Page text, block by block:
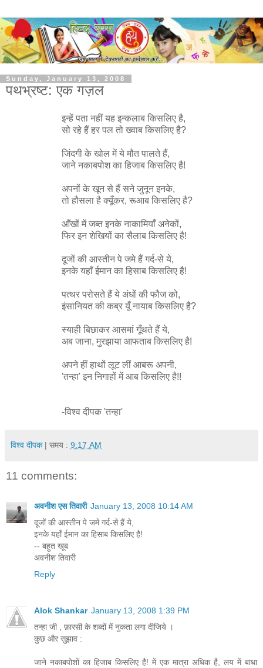
Sunday, January 13, 2008
पथभ्रष्ट: एक गज़ल
इन्हें पता नहीं यह इन्कलाब किसलिए है,
सो रहे हैं हर पल तो ख्वाब किसलिए है?
जिंदगी के खोल में ये मौत पालते हैं,
जाने नकाबपोश का हिजाब किसलिए है!
अपनों के खून से हैं सने जुनून इनके,
तो हौसला है क्यूँकर, रूआब किसलिए है?
आँखों में जब्त इनके नाकामियाँ अनेकों,
फिर इन शेखियों का सैलाब किसलिए है!
दूजों की आस्तीन पे जमे हैं गर्द-से ये,
इनके यहाँ ईमान का हिसाब किसलिए है!
पत्थर परोसते हैं ये अंधों की फौज को,
इंसानियत की कब्र यूँ नायाब किसलिए है?
स्याही बिछाकर आसमां गूँथते हैं ये,
अब जाना, मुरझाया आफताब किसलिए है!
अपने हीं हाथों लूट लीं आबरू अपनी,
'तन्हा' इन निगाहों में आब किसलिए है!!
-विश्व दीपक 'तन्हा'
विश्व दीपक | समय : 9:17 AM
11 comments:
अवनीश एस तिवारी January 13, 2008 10:14 AM
दूजों की आस्तीन पे जमे गर्द-से हैं ये,
इनके यहाँ ईमान का हिसाब किसलिए है!
-- बहुत खूब
अवनीश तिवारी
Reply
Alok Shankar January 13, 2008 1:39 PM
तन्हा जी , फ़ारसी के शब्दों में नुकता लगा दीजिये ।
कुछ और सुझाव :
जाने नकाबपोशों का हिजाब किसलिए है! में एक मात्रा अधिक है, लय में बाधा